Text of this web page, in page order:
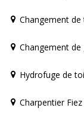
Changement
Changement de
Hydrofuge de
Charpentier Fiez